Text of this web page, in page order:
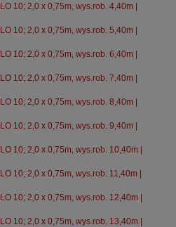
10; 2,0 x 0,75m, wys.rob. 4,40m |
10; 2,0 x 0,75m, wys.rob. 5,40m |
10; 2,0 x 0,75m, wys.rob. 6,40m |
10; 2,0 x 0,75m, wys.rob. 7,40m |
10; 2,0 x 0,75m, wys.rob. 8,40m |
10; 2,0 x 0,75m, wys.rob. 9,40m |
10; 2,0 x 0,75m, wys.rob. 10,40m |
10; 2,0 x 0,75m, wys.rob. 11,40m |
10; 2,0 x 0,75m, wys.rob. 12,40m |
10; 2,0 x 0,75m, wys.rob. 13,40m |